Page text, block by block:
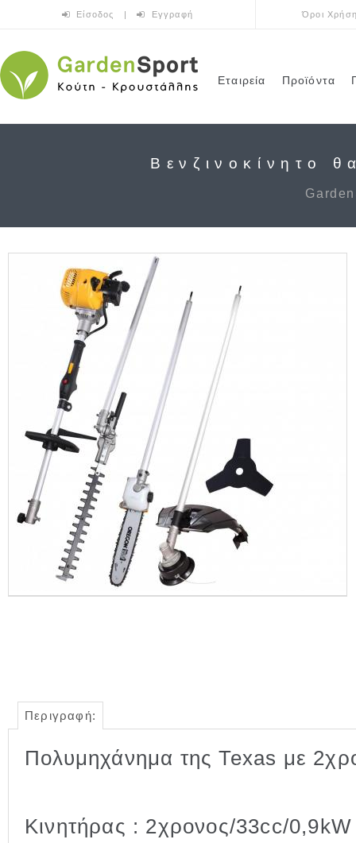
Είσοδος | Εγγραφή Όροι
Εταιρεία Προϊόντα
Βενζινοκίνητο
Περιγραφή:
Πολυμηχάνημα της Texas με
Κινητήρας : 2χρονος/33cc/0,9kW